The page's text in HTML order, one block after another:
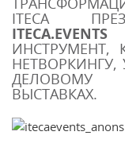
ITECA
ITECA.EVENTS
ИНСТРУМЕНТ,
ДЕЛОВОМУ
ВЫСТАВКАХ.